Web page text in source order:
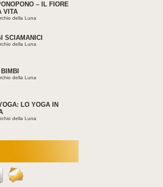
– IL FIORE
VITA
della Luna
SCIAMANICI
della Luna
della Luna
LO YOGA IN
della Luna